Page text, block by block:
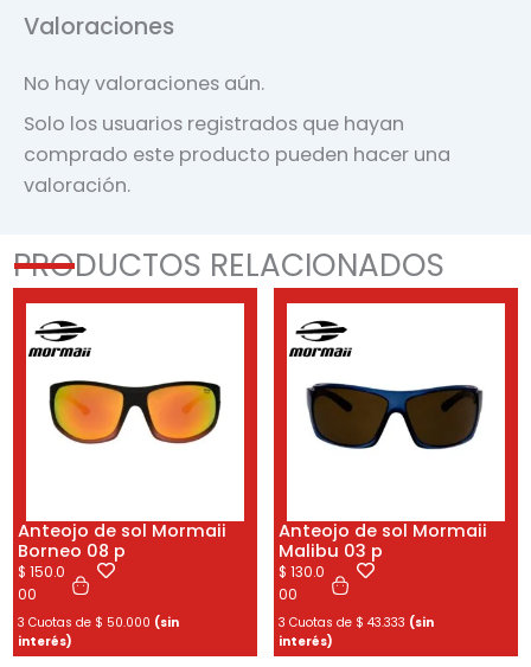
Valoraciones
No hay valoraciones aún.
Solo los usuarios registrados que hayan
comprado este producto pueden hacer una
valoración.
PRODUCTOS RELACIONADOS
Anteojo de sol Mormaii
Borneo 08 p
$ 150.0
00
3 Cuotas de $ 50.000 (sin
interés)
Anteojo de sol Mormaii
Malibu 03 p
$ 130.0
00
3 Cuotas de $ 43.333 (sin
interés)